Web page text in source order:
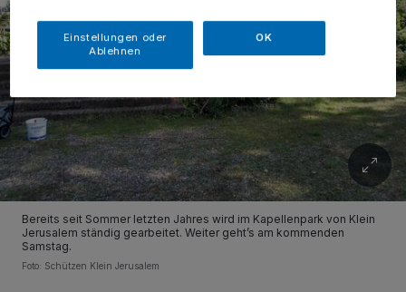
Bereits seit Sommer letzten Jahres wird im Kapellenpark von Klein
Jerusalem ständig gearbeitet. Weiter geht’s am kommenden
Samstag.
Foto: Schützen Klein Jerusalem
Einstellungen oder
Ablehnen
OK